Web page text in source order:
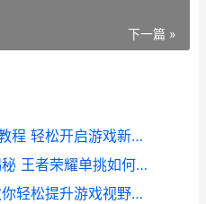
下一篇 »
王者荣耀如何画镜面模式教程 轻松开启游戏新视角技巧解析
王者荣耀单挑神装攻略 揭秘 王者荣耀单挑如何出 最佳装备搭配技巧
王者荣耀如何屏幕变大 教你轻松提升游戏视野体验攻略